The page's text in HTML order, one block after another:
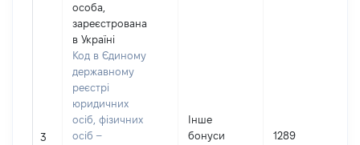
3
особа,
зареєстрована
в Україні
Код в Єдиному
державному
реєстрі
юридичних
осіб, фізичних
осіб –
Інше
бонуси
1289